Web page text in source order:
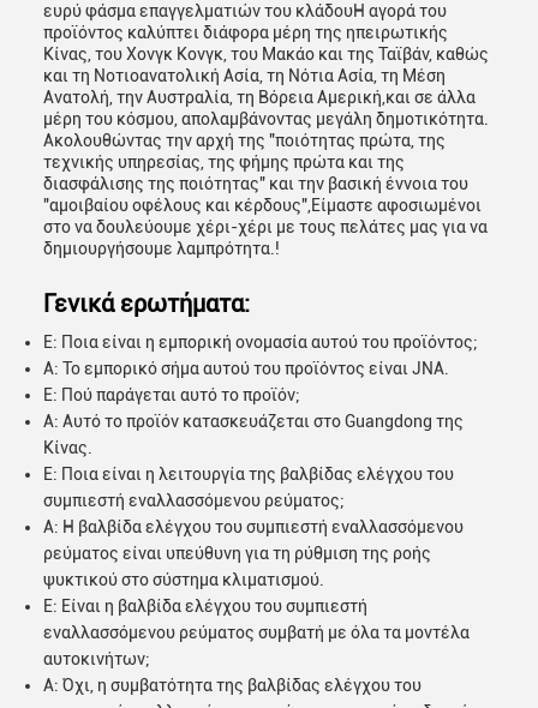
ευρύ φάσμα επαγγελματιών του κλάδουΗ αγορά του
προϊόντος καλύπτει διάφορα μέρη της ηπειρωτικής
Κίνας, του Χονγκ Κονγκ, του Μακάο και της Ταϊβάν, καθώς
και τη Νοτιοανατολική Ασία, τη Νότια Ασία, τη Μέση
Ανατολή, την Αυστραλία, τη Βόρεια Αμερική,και σε άλλα
μέρη του κόσμου, απολαμβάνοντας μεγάλη δημοτικότητα.
Ακολουθώντας την αρχή της "ποιότητας πρώτα, της
τεχνικής υπηρεσίας, της φήμης πρώτα και της
διασφάλισης της ποιότητας" και την βασική έννοια του
"αμοιβαίου οφέλους και κέρδους",Είμαστε αφοσιωμένοι
στο να δουλεύουμε χέρι-χέρι με τους πελάτες μας για να
δημιουργήσουμε λαμπρότητα.!
Γενικά ερωτήματα:
Ε: Ποια είναι η εμπορική ονομασία αυτού του προϊόντος;
Α: Το εμπορικό σήμα αυτού του προϊόντος είναι JNA.
Ε: Πού παράγεται αυτό το προϊόν;
Α: Αυτό το προϊόν κατασκευάζεται στο Guangdong της
Κίνας.
Ε: Ποια είναι η λειτουργία της βαλβίδας ελέγχου του
συμπιεστή εναλλασσόμενου ρεύματος;
Α: Η βαλβίδα ελέγχου του συμπιεστή εναλλασσόμενου
ρεύματος είναι υπεύθυνη για τη ρύθμιση της ροής
ψυκτικού στο σύστημα κλιματισμού.
Ε: Είναι η βαλβίδα ελέγχου του συμπιεστή
εναλλασσόμενου ρεύματος συμβατή με όλα τα μοντέλα
αυτοκινήτων;
Α: Όχι, η συμβατότητα της βαλβίδας ελέγχου του